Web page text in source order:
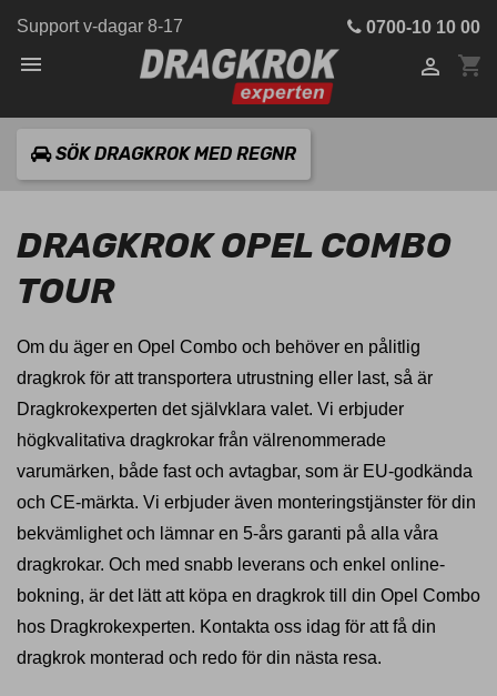
Support v-dagar 8-17 0700-10 10 00
 shopping_cart

SÖK DRAGKROK MED REGNR
DRAGKROK OPEL COMBO
TOUR
Om du äger en Opel Combo och behöver en pålitlig
dragkrok för att transportera utrustning eller last, så är
Dragkrokexperten det självklara valet. Vi erbjuder
högkvalitativa dragkrokar från välrenommerade
varumärken, både fast och avtagbar, som är EU-godkända
och CE-märkta. Vi erbjuder även monteringstjänster för din
bekvämlighet och lämnar en 5-års garanti på alla våra
dragkrokar. Och med snabb leverans och enkel online-
bokning, är det lätt att köpa en dragkrok till din Opel Combo
hos Dragkrokexperten. Kontakta oss idag för att få din
dragkrok monterad och redo för din nästa resa.